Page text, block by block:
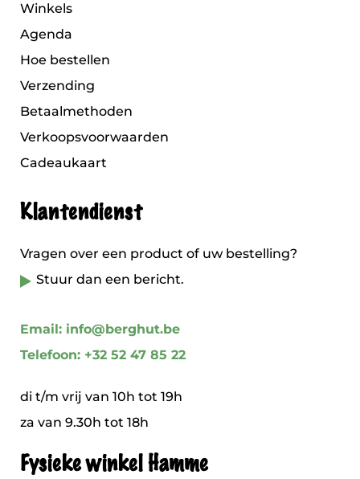
Winkels
Agenda
Hoe bestellen
Verzending
Betaalmethoden
Verkoopsvoorwaarden
Cadeaukaart
Klantendienst
Vragen over een product of uw bestelling?
Stuur dan een bericht.
Email: info@berghut.be
Telefoon: +32 52 47 85 22
di t/m vrij van 10h tot 19h
za van 9.30h tot 18h
Fysieke winkel Hamme